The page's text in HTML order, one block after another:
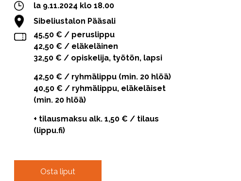
la 9.11.2024 klo 18.00
Sibeliustalon Pääsali
45,50 € / peruslippu
42,50 € / eläkeläinen
32,50 € / opiskelija, työtön, lapsi
42,50 € / ryhmälippu (min. 20 hlöä)
40,50 € / ryhmälippu, eläkeläiset
(min. 20 hlöä)
+ tilausmaksu alk. 1,50 € / tilaus
(lippu.fi)
Osta liput